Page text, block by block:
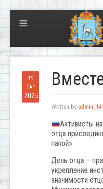
19
Окт
2025
Written by admin_141
Активисты
отца
папой».
День отца –
укрепление
значимости